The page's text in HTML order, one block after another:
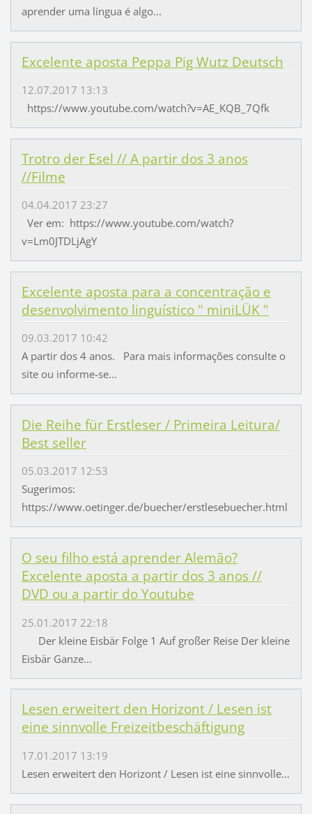
aprender uma língua é algo...
Excelente aposta Peppa Pig Wutz Deutsch
12.07.2017 13:13
https://www.youtube.com/watch?v=AE_KQB_7Qfk
Trotro der Esel // A partir dos 3 anos
//Filme
04.04.2017 23:27
Ver em: https://www.youtube.com/watch?
v=Lm0JTDLjAgY
Excelente aposta para a concentração e
desenvolvimento linguístico " miniLÜK "
09.03.2017 10:42
A partir dos 4 anos. Para mais informações consulte o
site ou informe-se...
Die Reihe für Erstleser / Primeira Leitura/
Best seller
05.03.2017 12:53
Sugerimos:
https://www.oetinger.de/buecher/erstlesebuecher.html
O seu filho está aprender Alemão?
Excelente aposta a partir dos 3 anos //
DVD ou a partir do Youtube
25.01.2017 22:18
Der kleine Eisbär Folge 1 Auf großer Reise Der kleine
Eisbär Ganze...
Lesen erweitert den Horizont / Lesen ist
eine sinnvolle Freizeitbeschäftigung
17.01.2017 13:19
Lesen erweitert den Horizont / Lesen ist eine sinnvolle...